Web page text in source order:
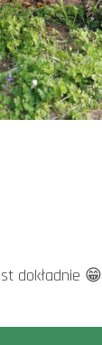
dokładnie 😁